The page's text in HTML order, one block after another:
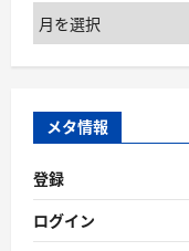
ア
ー
カ
ブ
メタ情報
登録
ログイン